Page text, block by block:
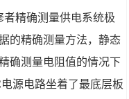
者精确测量供电系统极
的精确测量方法，静态
确测量电阻值的情况下
源电路坐着了最底层板